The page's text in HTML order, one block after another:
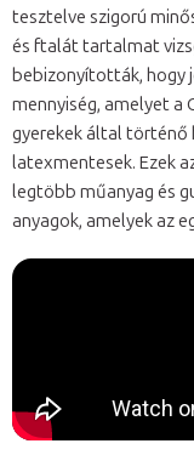
tesztelve szigorú
és ftalát tartalmat
bebizonyították, hogy
mennyiség, amelyet a
gyerekek által történő
latexmentesek. Ezek
legtöbb műanyag és
anyagok, amelyek az